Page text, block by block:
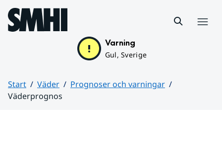
Hoppa till sidans innehåll
Varning
Gul, Sverige
Start Väder
Prognoser och varningar
Väderprognos